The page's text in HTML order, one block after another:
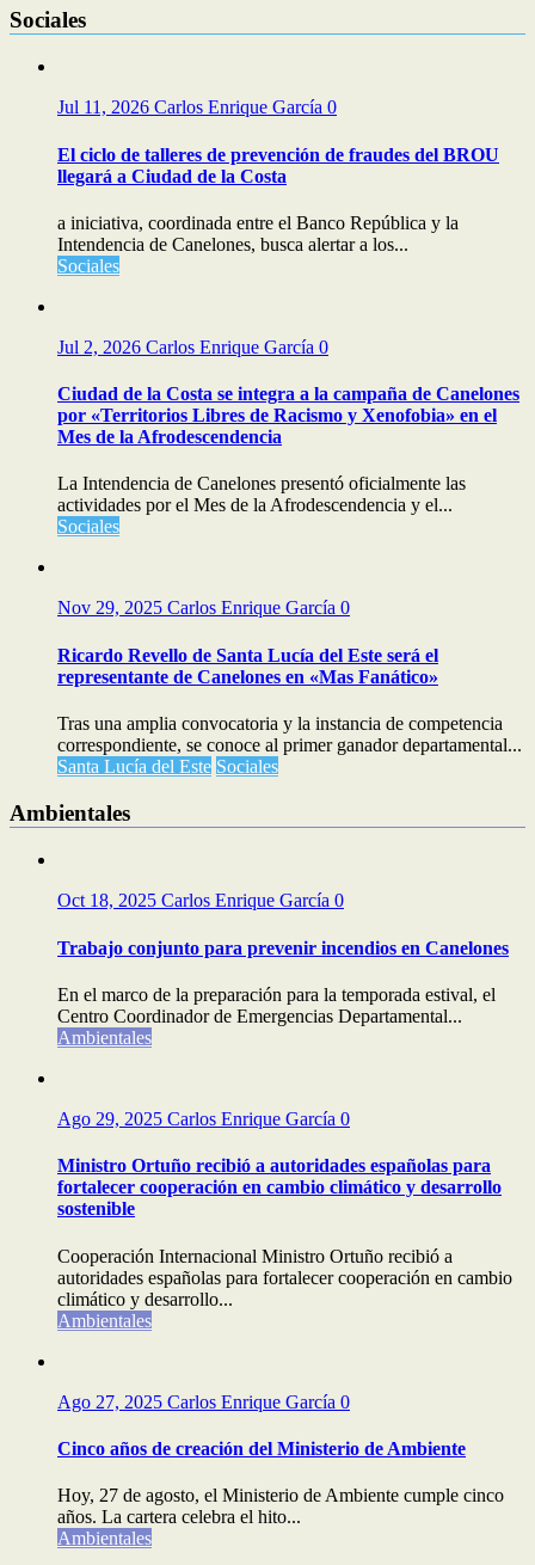
Sociales
Jul 11, 2026 Carlos Enrique García 0
El ciclo de talleres de prevención de fraudes del BROU
llegará a Ciudad de la Costa
a iniciativa, coordinada entre el Banco República y la
Intendencia de Canelones, busca alertar a los...
Sociales
Jul 2, 2026 Carlos Enrique García 0
Ciudad de la Costa se integra a la campaña de Canelones
por «Territorios Libres de Racismo y Xenofobia» en el
Mes de la Afrodescendencia
La Intendencia de Canelones presentó oficialmente las
actividades por el Mes de la Afrodescendencia y el...
Sociales
Nov 29, 2025 Carlos Enrique García 0
Ricardo Revello de Santa Lucía del Este será el
representante de Canelones en «Mas Fanático»
Tras una amplia convocatoria y la instancia de competencia
correspondiente, se conoce al primer ganador departamental...
Santa Lucía del Este Sociales
Ambientales
Oct 18, 2025 Carlos Enrique García 0
Trabajo conjunto para prevenir incendios en Canelones
En el marco de la preparación para la temporada estival, el
Centro Coordinador de Emergencias Departamental...
Ambientales
Ago 29, 2025 Carlos Enrique García 0
Ministro Ortuño recibió a autoridades españolas para
fortalecer cooperación en cambio climático y desarrollo
sostenible
Cooperación Internacional Ministro Ortuño recibió a
autoridades españolas para fortalecer cooperación en cambio
climático y desarrollo...
Ambientales
Ago 27, 2025 Carlos Enrique García 0
Cinco años de creación del Ministerio de Ambiente
Hoy, 27 de agosto, el Ministerio de Ambiente cumple cinco
años. La cartera celebra el hito...
Ambientales